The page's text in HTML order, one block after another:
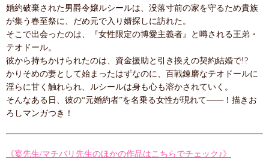
婚約破棄された男爵令嬢ルシールは、没落寸前の家を守るため貴族
が集う春至祭に、だめ元で入り婿探しに訪れた。
そこで出会ったのは、『女性限定の博愛主義者』と噂される王弟・
テオドール。
彼から持ちかけられたのは、資金援助と引き換えの契約結婚で!?
かりそめの妻として始まったはずなのに、百戦錬磨なテオドールに
淫らに甘く触れられ、ルシールは身も心も溶かされていく。
そんなある日、彼の“元婚約者”を名乗る女性が現れて――！描きお
ろしマンガつき！
《宴先生/マチバリ先生のほかの作品はこちらでチェック♪》